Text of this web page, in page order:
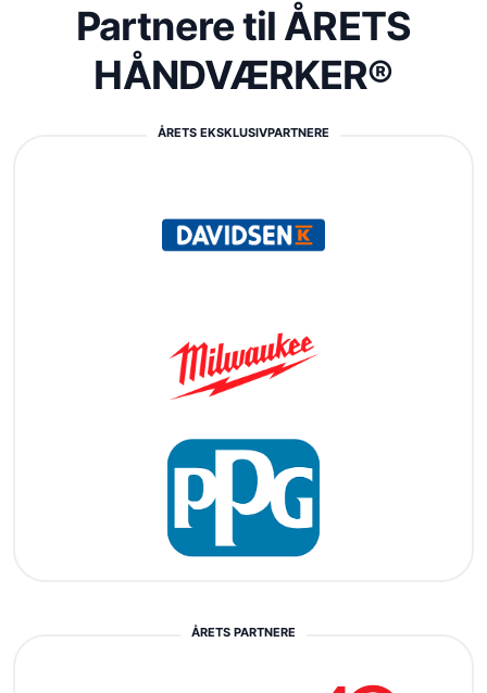
Partnere til ÅRETS
HÅNDVÆRKER®
ÅRETS EKSKLUSIVPARTNERE
ÅRETS PARTNERE